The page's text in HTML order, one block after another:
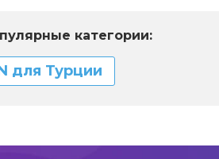
категории:
для Турции